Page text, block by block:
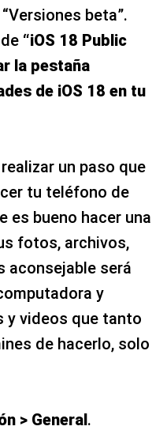
beta”.
“iOS 18 Public
la pestaña
de iOS 18 en tu
un paso que
tu teléfono de
es bueno hacer una
fotos, archivos,
aconsejable será
y
y videos que tanto
de hacerlo, solo
> General.